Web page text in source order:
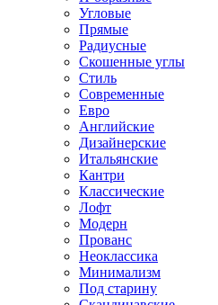
Угловые
Прямые
Радиусные
Скошенные углы
Стиль
Современные
Евро
Английские
Дизайнерские
Итальянские
Кантри
Классические
Лофт
Модерн
Прованс
Неоклассика
Минимализм
Под старину